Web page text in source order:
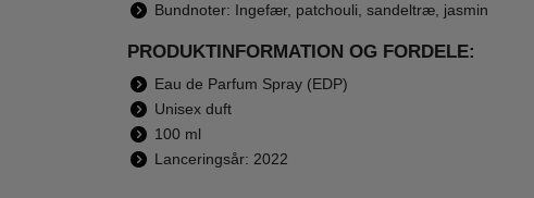
Bundnoter: Ingefær, patchouli, sandeltræ, jasmin
PRODUKTINFORMATION OG FORDELE:
Eau de Parfum Spray (EDP)
Unisex duft
100 ml
Lanceringsår: 2022
LÆG I KURV
LÆG I KURV
LÆG I
-60%